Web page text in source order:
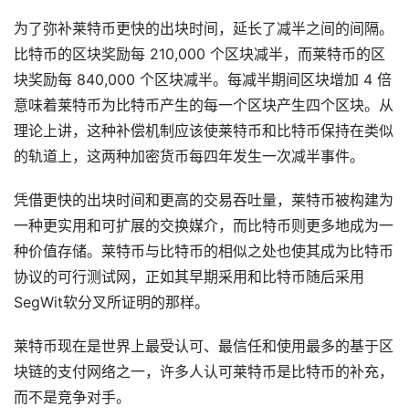
为了弥补莱特币更快的出块时间，延长了减半之间的间隔。
比特币的区块奖励每 210,000 个区块减半，而莱特币的区
块奖励每 840,000 个区块减半。每减半期间区块增加 4 倍
意味着莱特币为比特币产生的每一个区块产生四个区块。从
理论上讲，这种补偿机制应该使莱特币和比特币保持在类似
的轨道上，这两种加密货币每四年发生一次减半事件。
凭借更快的出块时间和更高的交易吞吐量，莱特币被构建为
一种更实用和可扩展的交换媒介，而比特币则更多地成为一
种价值存储。莱特币与比特币的相似之处也使其成为比特币
协议的可行测试网，正如其早期采用和比特币随后采用
SegWit软分叉所证明的那样。
莱特币现在是世界上最受认可、最信任和使用最多的基于区
块链的支付网络之一，许多人认可莱特币是比特币的补充，
而不是竞争对手。